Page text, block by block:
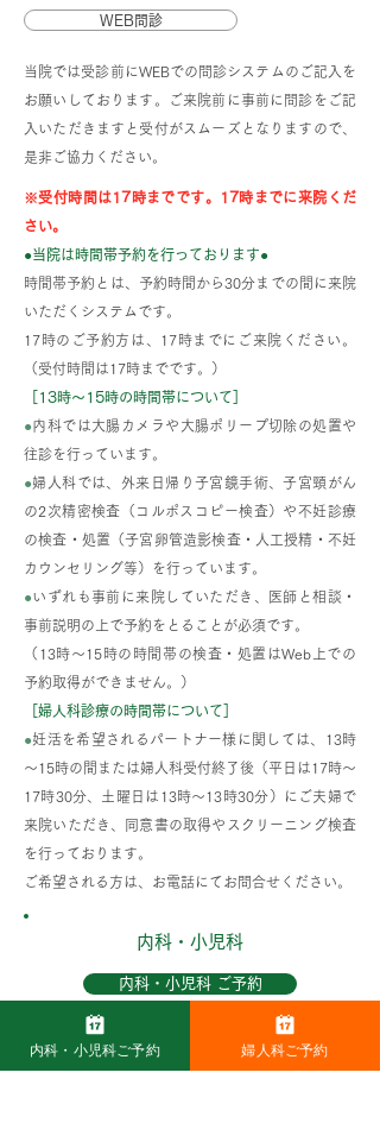
ん
注
い。
WEB問診
当院では受診前にWEBでの問診システムのご記入を
お願いしております。ご来院前に事前に問診をご記
入いただきますと受付がスムーズとなりますので、
是非ご協力ください。
※受付時間は17時までです。17時までに来院くだ
さい。
●当院は時間帯予約を行っております●
時間帯予約とは、予約時間から30分までの間に来院
いただくシステムです。
17時のご予約方は、17時までにご来院ください。
（受付時間は17時までです。）
［13時～15時の時間帯について］
●内科では大腸カメラや大腸ポリープ切除の処置や
往診を行っています。
●婦人科では、外来日帰り子宮鏡手術、子宮頸がん
の2次精密検査（コルポスコピー検査）や不妊診療
の検査・処置（子宮卵管造影検査・人工授精・不妊
カウンセリング等）を行っています。
●いずれも事前に来院していただき、医師と相談・
事前説明の上で予約をとることが必須です。
（13時～15時の時間帯の検査・処置はWeb上での
予約取得ができません。）
［婦人科診療の時間帯について］
●妊活を希望されるパートナー様に関しては、13時
～15時の間または婦人科受付終了後（平日は17時～
17時30分、土曜日は13時～13時30分）にご夫婦で
来院いただき、同意書の取得やスクリーニング検査
を行っております。
ご希望される方は、お電話にてお問合せください。
内科・小児科
内科・小児科 ご予約
内科・小児科ご予約 婦人科ご予約